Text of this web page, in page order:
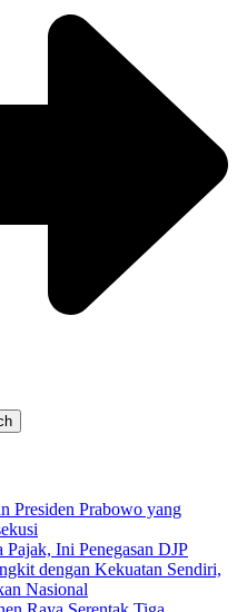
Presiden Prabowo yang
Ini Penegasan DJP
dengan Kekuatan Sendiri,
Nasional